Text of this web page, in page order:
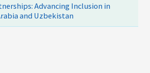
Advancing Inclusion in
and Uzbekistan